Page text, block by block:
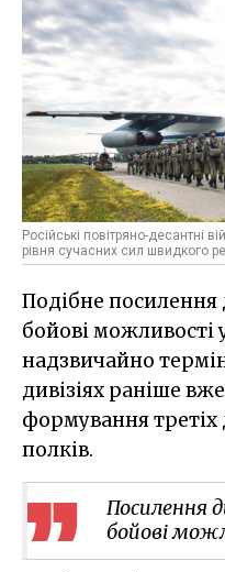
Російські повітряно-десантні
рівня сучасних сил швидкого
Подібне посилення
бойові можливості
надзвичайно
дивізіях раніше
формування
полків.
Посилення
бойові